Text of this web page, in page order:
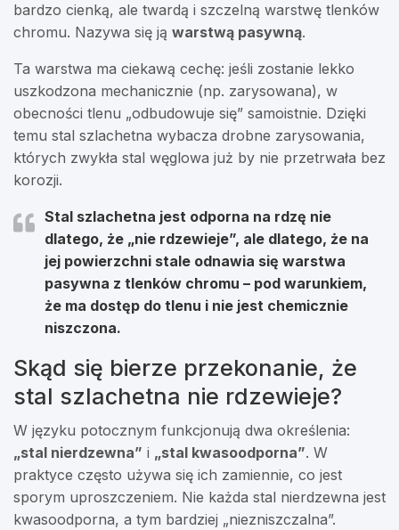
bardzo cienką, ale twardą i szczelną warstwę tlenków
chromu. Nazywa się ją warstwą pasywną.
Ta warstwa ma ciekawą cechę: jeśli zostanie lekko
uszkodzona mechanicznie (np. zarysowana), w
obecności tlenu „odbudowuje się” samoistnie. Dzięki
temu stal szlachetna wybacza drobne zarysowania,
których zwykła stal węglowa już by nie przetrwała bez
korozji.
Stal szlachetna jest odporna na rdzę nie
dlatego, że „nie rdzewieje”, ale dlatego, że na
jej powierzchni stale odnawia się warstwa
pasywna z tlenków chromu – pod warunkiem,
że ma dostęp do tlenu i nie jest chemicznie
niszczona.
Skąd się bierze przekonanie, że
stal szlachetna nie rdzewieje?
W języku potocznym funkcjonują dwa określenia:
„stal nierdzewna” i „stal kwasoodporna”. W
praktyce często używa się ich zamiennie, co jest
sporym uproszczeniem. Nie każda stal nierdzewna jest
kwasoodporna, a tym bardziej „niezniszczalna”.